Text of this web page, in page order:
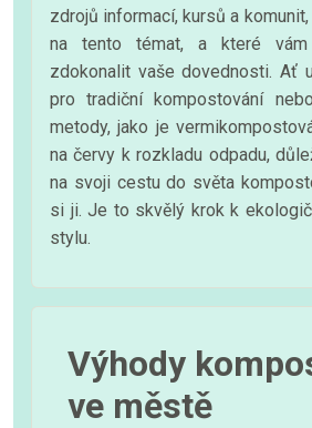
zdrojů informací, kursů a
na tento témat, a které vám
zdokonalit vaše dovednosti. Ať
pro tradiční kompostování
metody, jako je
na červy k rozkladu odpadu,
na svoji cestu do světa
si ji. Je to skvělý krok k
stylu.
Výhody
ve městě